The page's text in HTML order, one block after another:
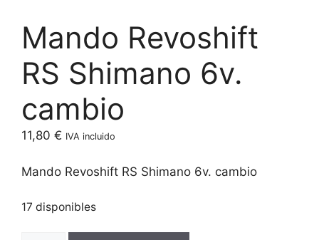
Mando Revoshift
RS Shimano 6v.
cambio
11,80 € IVA incluido
Mando Revoshift RS Shimano 6v. cambio
17 disponibles